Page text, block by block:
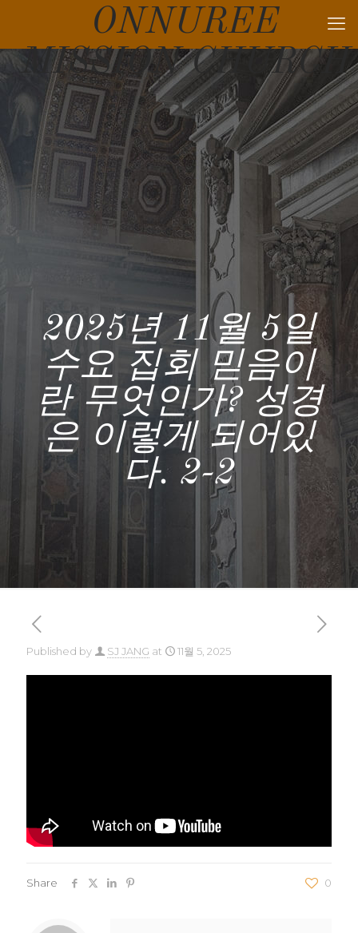
ONNUREE
MISSION CHURCH
2025년 11월 5일
수요 집회 믿음이
란 무엇인가? 성경
은 이렇게 되어있
다. 2-2
Published by SJ JANG at 11월 5, 2025
Share 0